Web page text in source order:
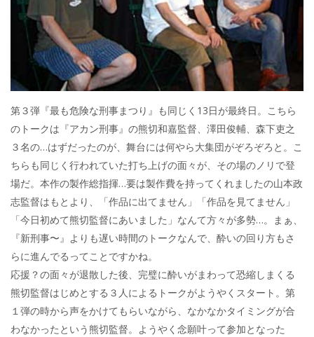
第３弾『最も危険な刑事まつり』も同じく13日が最終日。こちら
のトークは『アカン刑事』の熊切和嘉監督、澤田俊輔、森下吏之
３名の…はずだったのが、舞台には何やら大集団がぞろぞろと。こ
ちらも同じく行われていた打ち上げの面々が、その場のノリで登
場だ。本作の製作総指揮…要は製作費を持ってくれましたの山本政
志監督はもとより、「作品に出てません」「作品を見てません」
「今日初めて熊切監督にあいました」なんて方々が多勢…。まぁ、
『新刑事〜』よりも遅い時間のトークなんで、酔いの回り方もさ
らに進んでるってことですかね。
応援？の面々が退散した後、完璧に酔いがまわって恐縮しまくる
熊切監督はじめとする３人によるトークがようやくスタート。第
１弾の時から声をかけてもらいながら、なかなかタイミングが合
わなかったという熊切監督。ようやく念願叶って参加となった